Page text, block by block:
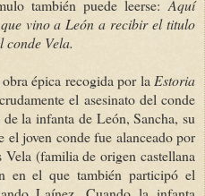
también puede leerse: Aquí
vino a León a recibir el titulo
conde Vela.
épica recogida por la Estoria
el asesinato del conde
la infanta de León, Sancha, su
el joven conde fue alanceado por
(familia de origen castellana
en el que también participó el